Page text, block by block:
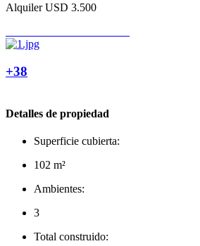
Alquiler USD 3.500
+38
Detalles de propiedad
Superficie cubierta:
102 m²
Ambientes:
3
Total construido: